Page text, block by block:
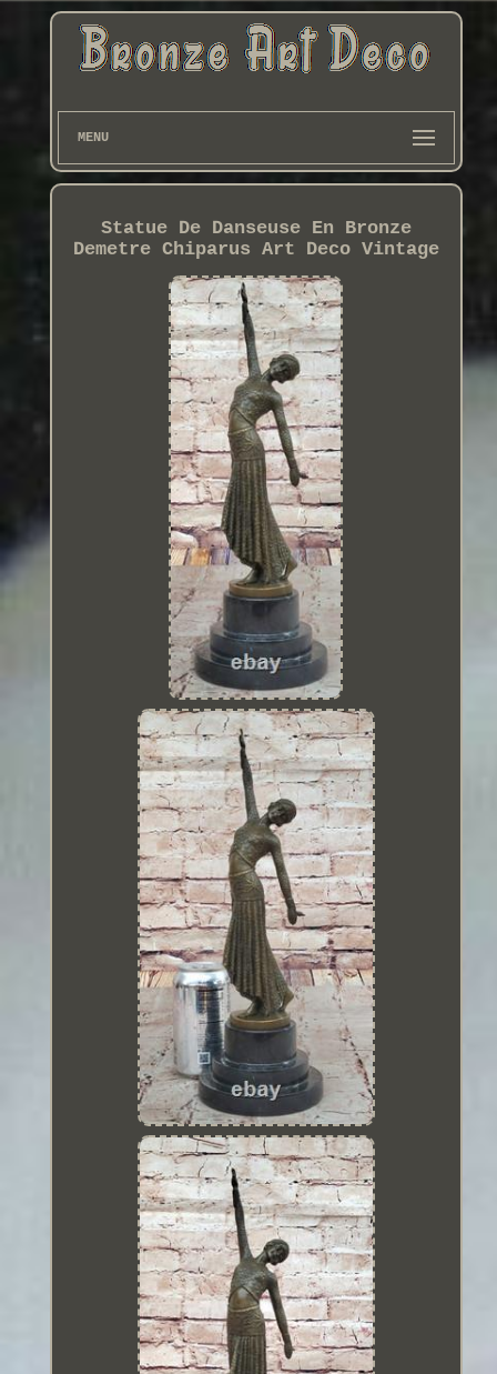
MENU
Statue De Danseuse En Bronze
Demetre Chiparus Art Deco Vintage